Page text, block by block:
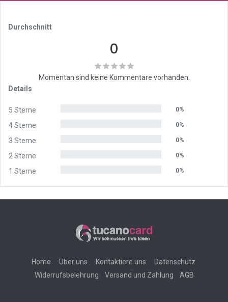
Durchschnitt
0
Momentan sind keine Kommentare vorhanden.
Details
5 Sterne 0%
4 Sterne 0%
3 Sterne 0%
2 Sterne 0%
1 Sterne 0%
Home Über uns Kontaktiere uns
Datenschutz
Widerrufsbelehrung
Versand und Zahlung AGB